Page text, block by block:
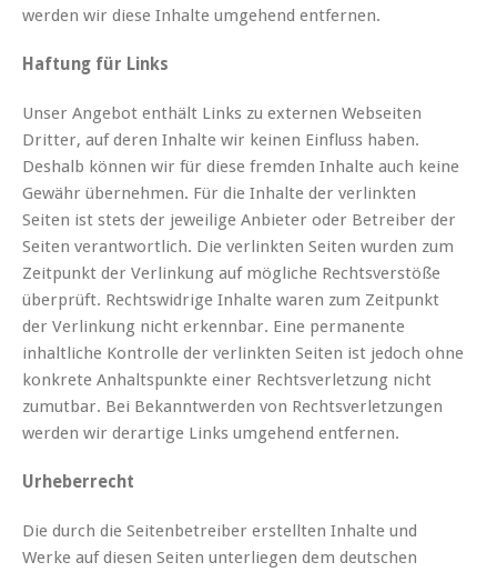
werden wir diese Inhalte umgehend entfernen.
Haftung für Links
Unser Angebot enthält Links zu externen Webseiten
Dritter, auf deren Inhalte wir keinen Einfluss haben.
Deshalb können wir für diese fremden Inhalte auch keine
Gewähr übernehmen. Für die Inhalte der verlinkten
Seiten ist stets der jeweilige Anbieter oder Betreiber der
Seiten verantwortlich. Die verlinkten Seiten wurden zum
Zeitpunkt der Verlinkung auf mögliche Rechtsverstöße
überprüft. Rechtswidrige Inhalte waren zum Zeitpunkt
der Verlinkung nicht erkennbar. Eine permanente
inhaltliche Kontrolle der verlinkten Seiten ist jedoch ohne
konkrete Anhaltspunkte einer Rechtsverletzung nicht
zumutbar. Bei Bekanntwerden von Rechtsverletzungen
werden wir derartige Links umgehend entfernen.
Urheberrecht
Die durch die Seitenbetreiber erstellten Inhalte und
Werke auf diesen Seiten unterliegen dem deutschen